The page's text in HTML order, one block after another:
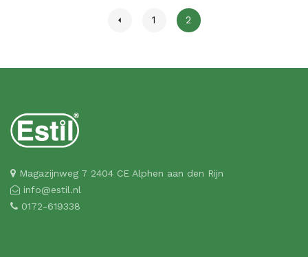
1 2
Magazijnweg 7 2404 CE Alphen aan den Rijn
info@estil.nl
0172-619338